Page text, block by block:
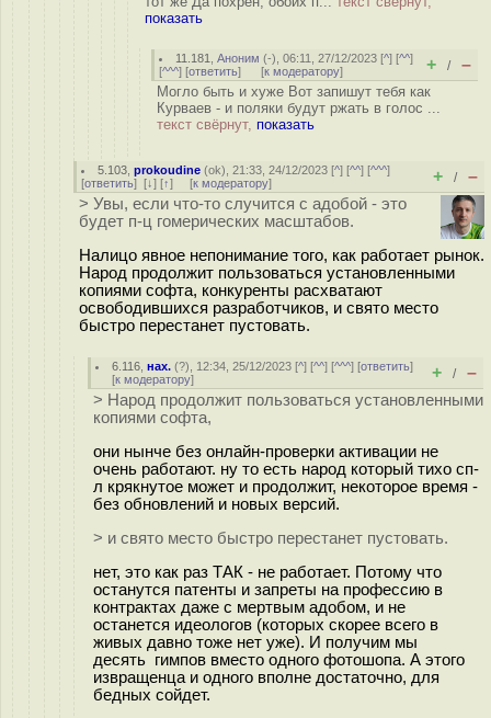
показать
11.181 ,Аноним (-), 06:11, 27/12/2023 [^] [^^]
[^^^] [ответить] [к модератору] + / –
Могло быть и хуже Вот запишут тебя как
Курваев - и поляки будут ржать в голос ...
текст свёрнут, показать
5.103 ,prokoudine (ok), 21:33, 24/12/2023 [^] [^^] [^^^]
[ответить] [↓] [↑] [к модератору] + / –
> Увы, если что-то случится с адобой - это
будет п-ц гомерических масштабов.
Налицо явное непонимание того, как работает рынок.
Народ продолжит пользоваться установленными
копиями софта, конкуренты расхватают
освободившихся разработчиков, и свято место
быстро перестанет пустовать.
6.116 ,нах. (?), 12:34, 25/12/2023 [^] [^^] [^^^] [ответить]
[к модератору] + / –
> Народ продолжит пользоваться установленными
копиями софта,
они нынче без онлайн-проверки активации не
очень работают. ну то есть народ который тихо сп-
л крякнутое может и продолжит, некоторое время -
без обновлений и новых версий.
> и свято место быстро перестанет пустовать.
нет, это как раз ТАК - не работает. Потому что
останутся патенты и запреты на профессию в
контрактах даже с мертвым адобом, и не
останется идеологов (которых скорее всего в
живых давно тоже нет уже). И получим мы
десять гимпов вместо одного фотошопа. А этого
извращенца и одного вполне достаточно, для
бедных сойдет.